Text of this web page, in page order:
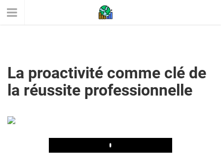
La proactivité comme clé de
la réussite professionnelle
Play